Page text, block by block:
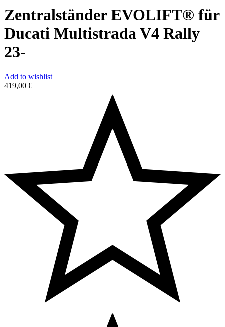
Zentralständer EVOLIFT® für
Ducati Multistrada V4 Rally
23-
Add to wishlist
419,00 €